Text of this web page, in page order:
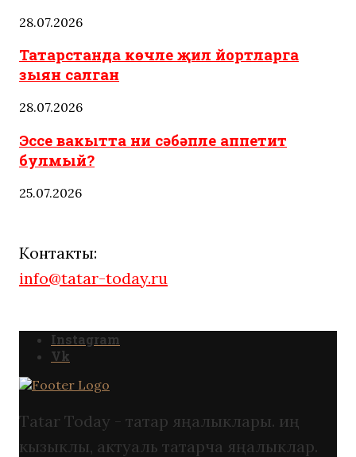
28.07.2026
Татарстанда көчле җил йортларга
зыян салган
28.07.2026
Эссе вакытта ни сәбәпле аппетит
булмый?
25.07.2026
Контакты:
info@tatar-today.ru
Instagram
Vk
Tatar Today - татар яңалыклары. иң
кызыклы, актуаль татарча яңалыклар.